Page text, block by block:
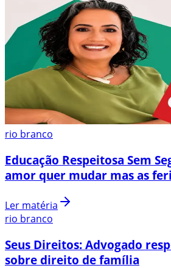
rio branco
Educação Respeitosa Sem
amor quer mudar mas as
Ler matéria
rio branco
Seus Direitos: Advogado
sobre direito de família